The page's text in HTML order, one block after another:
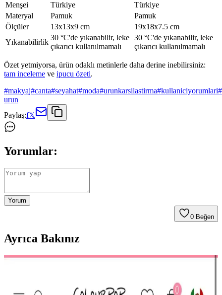
Menşei
Türkiye
Türkiye
Materyal
Pamuk
Pamuk
Ölçüler
13x13x9 cm
19x18x7.5 cm
Yıkanabilirlik
30 °C'de yıkanabilir, leke
çıkarıcı kullanılmamalı
30 °C'de yıkanabilir, leke
çıkarıcı kullanılmamalı
Özet yetmiyorsa, ürün odaklı metinlerle daha derine inebilirsiniz:
tam inceleme ve ipucu özeti.
#makyaj#canta#seyahat#moda#urunkarsilastirma#kullaniciyorumlari#
urun
Paylaş:f𝕏
Yorumlar:
Yorum
0 Beğen
Ayrıca Bakınız